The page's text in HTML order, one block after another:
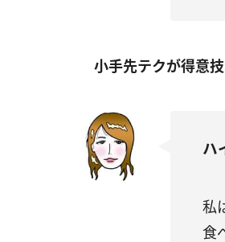
小手先テクが得意
ハ
私
食